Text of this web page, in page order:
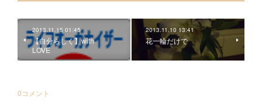
2013.11.15 01:45
【自分らしく】with
LOVE
2013.11.10 13:41
花一輪だけで
0コメント